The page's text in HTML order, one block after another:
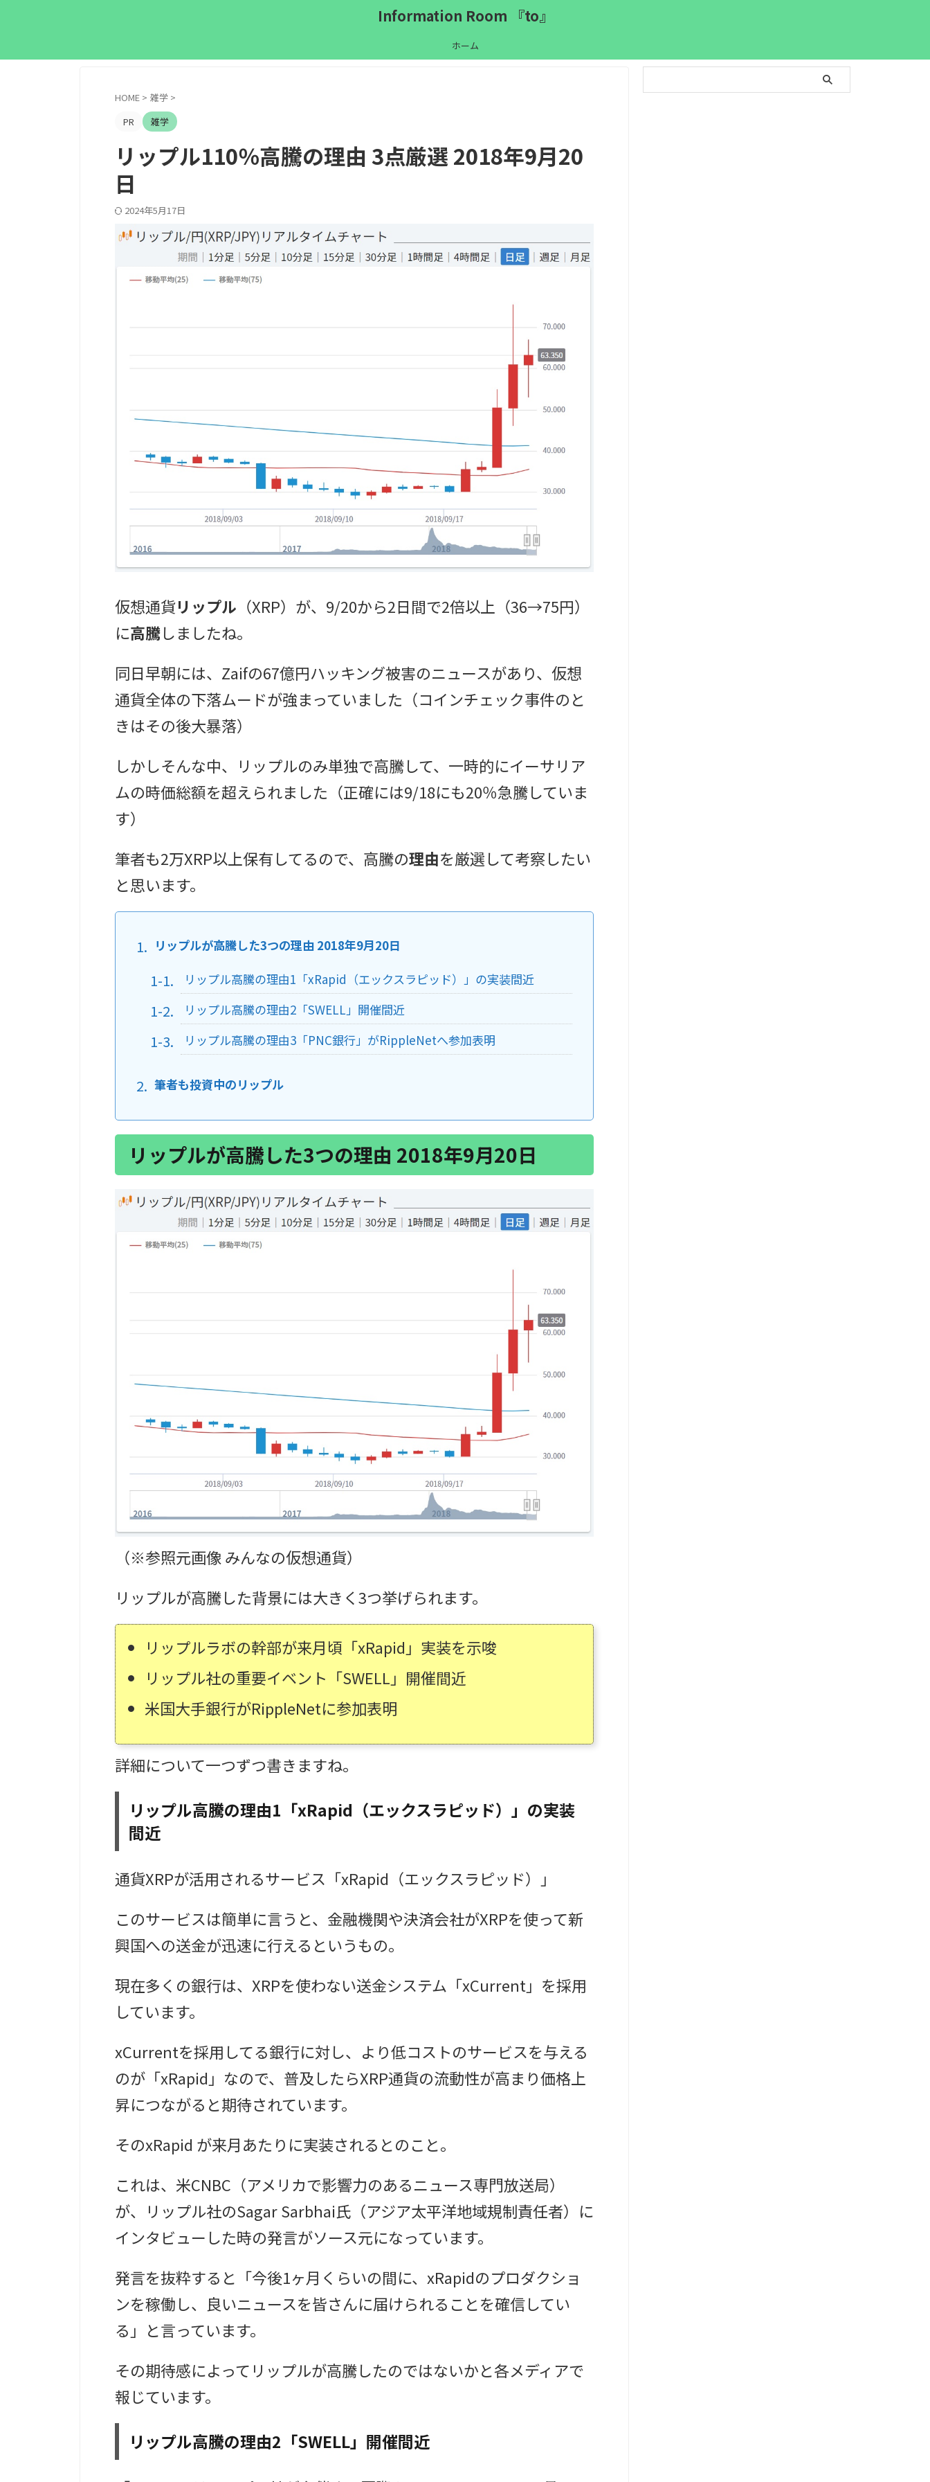
Information Room 『to』
ホーム
HOME > 雑学 >
PR
雑学
リップル110％高騰の理由 3点厳選 2018年9月20
日
2024年5月17日
仮想通貨リップル （XRP）が、9/20から2日間で2倍以上（36→75円）
に高騰しましたね。
同日早朝には、Zaifの67億円ハッキング被害のニュースがあり、仮想
通貨全体の下落ムードが強まっていました（コインチェック事件のと
きはその後大暴落）
しかしそんな中、リップルのみ単独で高騰して、一時的にイーサリア
ムの時価総額を超えられました（正確には9/18にも20％急騰していま
す）
筆者も2万XRP以上保有してるので、高騰の理由を厳選して考察したい
と思います。
リップルが高騰した3つの理由 2018年9月20日
リップル高騰の理由1「xRapid（エックスラピッド）」の実装間近
リップル高騰の理由2「SWELL」開催間近
リップル高騰の理由3「PNC銀行」がRippleNetへ参加表明
筆者も投資中のリップル
リップルが高騰した3つの理由 2018年9月20日
（※参照元画像 みんなの仮想通貨）
リップルが高騰した背景には大きく3つ挙げられます。
リップルラボの幹部が来月頃「xRapid」実装を示唆
リップル社の重要イベント「SWELL」開催間近
米国大手銀行がRippleNetに参加表明
詳細について一つずつ書きますね。
リップル高騰の理由1「xRapid（エックスラピッド）」の実装
間近
通貨XRPが活用されるサービス 「xRapid（エックスラピッド）」
このサービスは簡単に言うと、金融機関や決済会社がXRPを使って新
興国への送金が迅速に行えるというもの。
現在多くの銀行は、XRPを使わない送金システム「xCurrent」を採用
しています。
xCurrentを採用してる銀行に対し、より低コストのサービスを与える
のが「xRapid」なので、普及したらXRP通貨の流動性が高まり価格上
昇につながると期待されています。
そのxRapid が来月あたりに実装されるとのこと。
これは、米CNBC（アメリカで影響力のあるニュース専門放送局）
が、リップル社のSagar Sarbhai氏（アジア太平洋地域規制責任者）に
インタビューした時の発言がソース元になっています。
発言を抜粋すると「今後1ヶ月くらいの間に、xRapidのプロダクショ
ンを稼働し、良いニュースを皆さんに届けられることを確信してい
る」と言っています。
その期待感によってリップルが高騰したのではないかと各メディアで
報じています。
リップル高騰の理由2「SWELL」開催間近